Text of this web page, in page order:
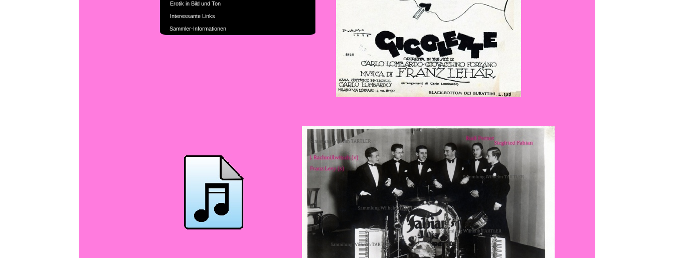
Erotik in Bild und Ton
Interessante Links
Sammler-Informationen